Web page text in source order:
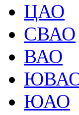
ЦАО
СВАО
ВАО
ЮАО